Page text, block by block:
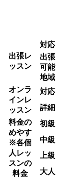
出張レ
ッスン
対応
出張
可能
地域
オンラ
インレ
ッスン
対応
詳細
料金の
めやす
※各個
人レッ
スンの
料金
初級
中級
上級
大人